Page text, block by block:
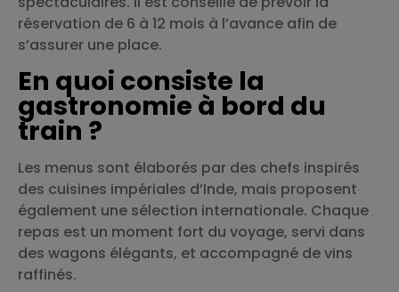
réservation de 6 à 12 mois à l’avance afin de
s’assurer une place.
En quoi consiste la
gastronomie à bord du
train ?
Les menus sont élaborés par des chefs inspirés
des cuisines impériales d’Inde, mais proposent
également une sélection internationale. Chaque
repas est un moment fort du voyage, servi dans
des wagons élégants, et accompagné de vins
raffinés.